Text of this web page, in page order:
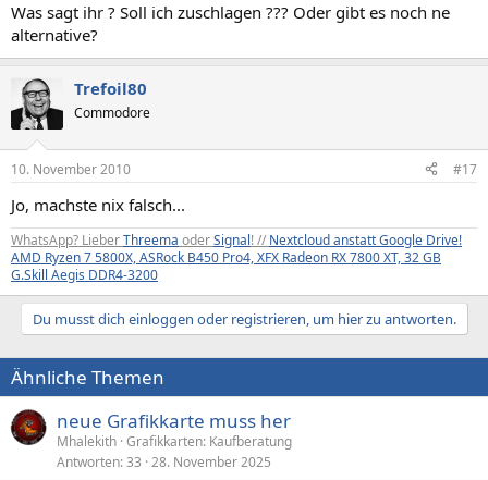
Was sagt ihr ? Soll ich zuschlagen ??? Oder gibt es noch ne
alternative?
Trefoil80
Commodore
10. November 2010 #17
Jo, machste nix falsch...
WhatsApp? LieberThreema oderSignal! // Nextcloud anstatt Google Drive!
AMD Ryzen 7 5800X, ASRock B450 Pro4, XFX Radeon RX 7800 XT, 32 GB
G.Skill Aegis DDR4-3200
Du musst dich einloggen oder registrieren, um hier zu antworten.
Ähnliche Themen
neue Grafikkarte muss her
Mhalekith Grafikkarten: Kaufberatung
Antworten 33 28. November 2025